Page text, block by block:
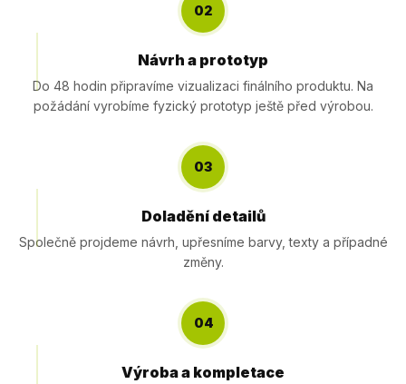
02
Návrh a prototyp
Do 48 hodin připravíme vizualizaci finálního produktu. Na
požádání vyrobíme fyzický prototyp ještě před výrobou.
03
Doladění detailů
Společně projdeme návrh, upřesníme barvy, texty a případné
změny.
04
Výroba a kompletace